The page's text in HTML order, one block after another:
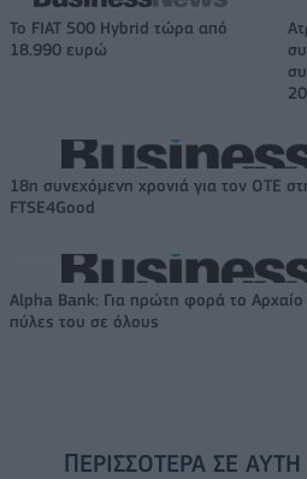
Το FIAT 500 Hybrid τώρα από
18.990 ευρώ
18η συνεχόμενη χρονιά για τον ΟΤΕ
FTSE4Good
Alpha Bank: Για πρώτη φορά το Αρχαίο
πύλες του σε όλους
ΠΕΡΙΣΣΌΤΕΡΑ ΣΕ